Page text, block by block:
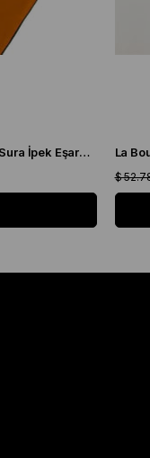
La Boutique Az Hatalı Turuncu Sura İpek Eşarp 24859
$